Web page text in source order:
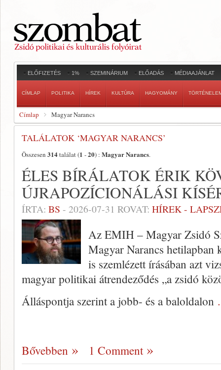
ELŐFIZETÉS 1% SZEMINÁRIUM ELŐADÁS MÉDIAAJÁNLAT
CÍMLAP POLITIKA HÍREK KULTÚRA HAGYOMÁNY
Címlap Magyar Narancs
TALÁLATOK ‘MAGYAR NARANCS’
Összesen 314találat (1 -20) : Magyar Narancs.
ÉLES BÍRÁLATOK ÉRIK
ÚJRAPOZÍCIONÁLÁSI
ÍRTA: BS - 2026-07-31 ROVAT: HÍREK -
Az EMIH – Magyar Zsidó
Magyar Narancs hetilapban
is szemlézett írásában azt
magyar politikai átrendeződés „a zsidó
Álláspontja szerint a jobb- és a baloldalon
Bővebben 1 Comment